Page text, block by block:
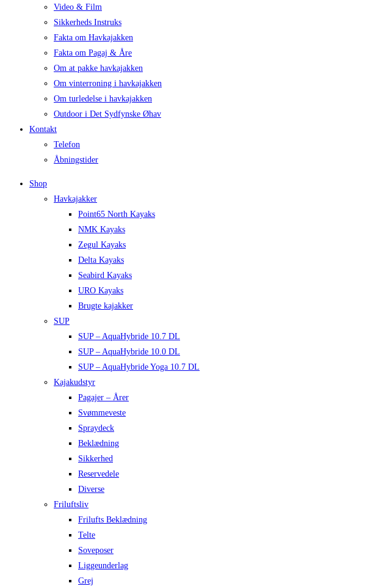
Video & Film
Sikkerheds Instruks
Fakta om Havkajakken
Fakta om Pagaj & Åre
Om at pakke havkajakken
Om vinterroning i havkajakken
Om turledelse i havkajakken
Outdoor i Det Sydfynske Øhav
Kontakt
Telefon
Åbningstider
Shop
Havkajakker
Point65 North Kayaks
NMK Kayaks
Zegul Kayaks
Delta Kayaks
Seabird Kayaks
URO Kayaks
Brugte kajakker
SUP
SUP – AquaHybride 10.7 DL
SUP – AquaHybride 10.0 DL
SUP – AquaHybride Yoga 10.7 DL
Kajakudstyr
Pagajer – Årer
Svømmeveste
Spraydeck
Beklædning
Sikkerhed
Reservedele
Diverse
Friluftsliv
Frilufts Beklædning
Telte
Soveposer
Liggeunderlag
Grej